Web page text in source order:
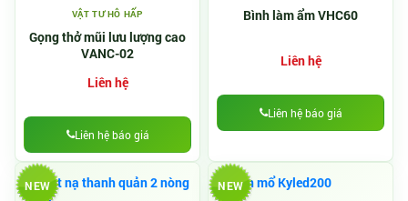
VẬT TƯ HÔ HẤP
Gọng thở mũi lưu lượng cao
VANC-02
Liên hệ
Liên hệ báo giá
Bình làm ẩm VHC60
Liên hệ
Liên hệ báo giá
NEW NEW